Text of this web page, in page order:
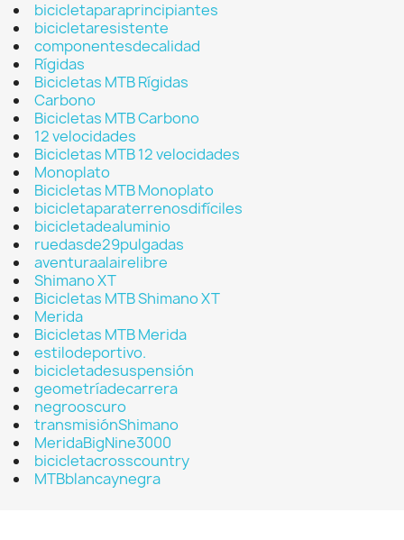
bicicletaparaprincipiantes
bicicletaresistente
componentesdecalidad
Rígidas
Bicicletas MTB Rígidas
Carbono
Bicicletas MTB Carbono
12 velocidades
Bicicletas MTB 12 velocidades
Monoplato
Bicicletas MTB Monoplato
bicicletaparaterrenosdifíciles
bicicletadealuminio
ruedasde29pulgadas
aventuraalairelibre
Shimano XT
Bicicletas MTB Shimano XT
Merida
Bicicletas MTB Merida
estilodeportivo.
bicicletadesuspensión
geometríadecarrera
negrooscuro
transmisiónShimano
MeridaBigNine3000
bicicletacrosscountry
MTBblancaynegra